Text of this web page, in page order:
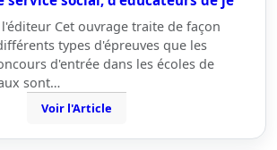
Cet ouvrage traite de façon
types d'épreuves que les
d'entrée dans les écoles de
sont…
Voir l'Article